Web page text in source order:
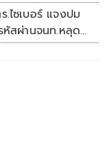
ไซเบอร์ แจงปม
หัสผ่านจนท.หลุด